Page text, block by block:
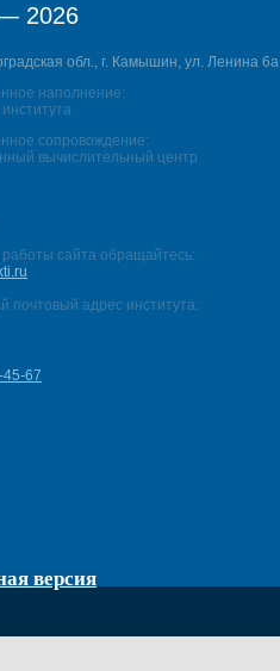
2026
обл., г. Камышин, ул. Ленина 6а
наполнение:
сопровождение:
вычислительный центр
сайта обращайтесь:
почтовый адрес института:
45-67
версия